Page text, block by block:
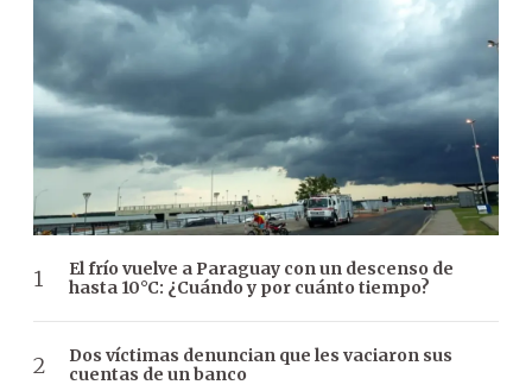
El frío vuelve a Paraguay con un descenso de
hasta 10°C: ¿Cuándo y por cuánto tiempo?
Dos víctimas denuncian que les vaciaron sus
cuentas de un banco